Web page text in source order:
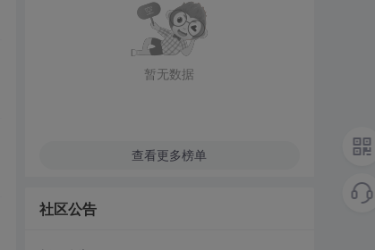
暂无数据
查看更多榜单
社区公告